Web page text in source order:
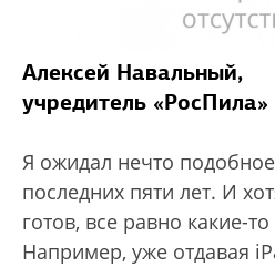
Алексей Навальный,
учредитель «РосПила»
Я ожидал нечто
последних пяти лет. И
готов, все равно какие-
Например, уже отдавая